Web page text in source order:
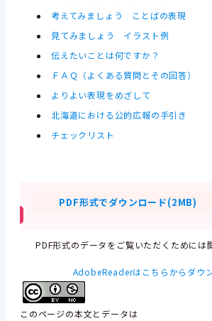
考えてみましょう ことばの表現
見てみましょう イラスト例
伝えたいことは何ですか？
ＦＡＱ（よくある質問とその回答）
よりよい表現をめざして
北海道における公的広報の手引き
チェックリスト
PDF形式でダウンロード(2MB)
PDF形式のデータをご覧いただくためには
AdobeReaderはこちらからダウ
このページの本文とデータは